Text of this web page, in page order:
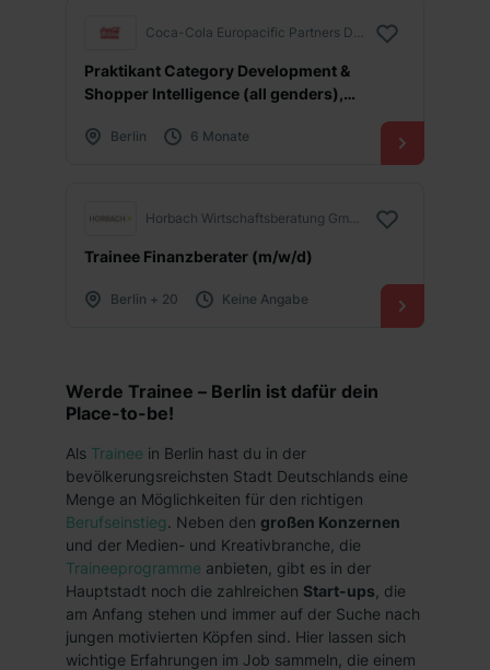
Coca-Cola Europacific Partners Deutschland GmbH
Praktikant Category Development &
Shopper Intelligence (all genders),
Berlin 6 Monate
Horbach Wirtschaftsberatung GmbH
Trainee Finanzberater (m/w/d)
Berlin + 20 Keine Angabe
Werde Trainee – Berlin ist dafür dein
Place-to-be!
Als Trainee in Berlin hast du in der
bevölkerungsreichsten Stadt Deutschlands eine
Menge an Möglichkeiten für den richtigen
Berufseinstieg. Neben den großen Konzernen
und der Medien- und Kreativbranche, die
Traineeprogramme anbieten, gibt es in der
Hauptstadt noch die zahlreichen Start-ups , die
am Anfang stehen und immer auf der Suche nach
jungen motivierten Köpfen sind. Hier lassen sich
wichtige Erfahrungen im Job sammeln, die einem